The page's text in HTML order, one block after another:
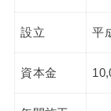
設立 平
資本金